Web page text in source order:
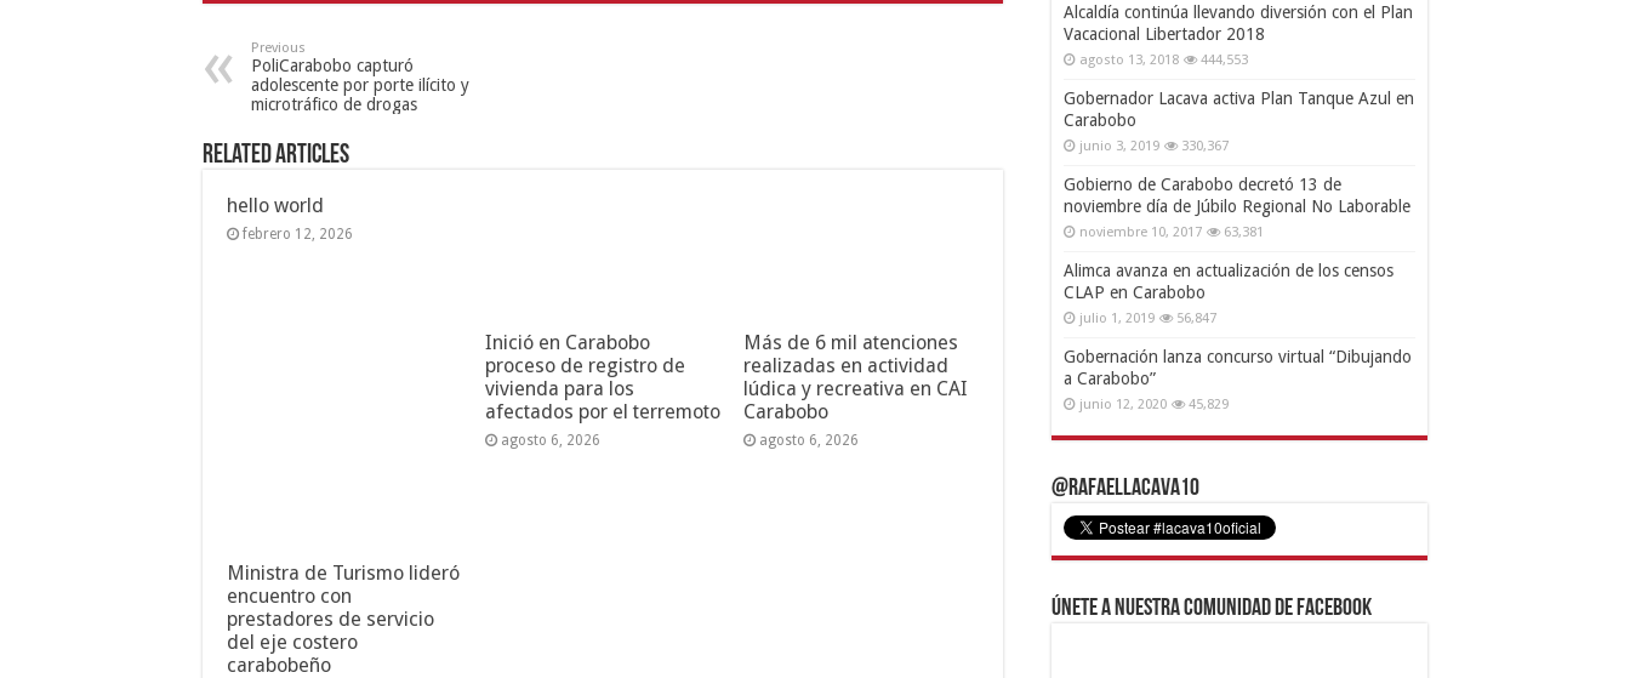
Previous
PoliCarabobo capturó
adolescente por porte ilícito y
microtráfico de drogas
Related Articles
hello world
febrero 12, 2026
Inició en Carabobo
proceso de registro de
vivienda para los
afectados por el terremoto
agosto 6, 2026
Más de 6 mil atenciones
realizadas en actividad
lúdica y recreativa en CAI
Carabobo
agosto 6, 2026
Ministra de Turismo lideró
encuentro con
prestadores de servicio
del eje costero
carabobeño
Alcaldía continúa llevando diversión con el Plan
Vacacional Libertador 2018
agosto 13, 2018 444,553
Gobernador Lacava activa Plan Tanque Azul en
Carabobo
junio 3, 2019 330,367
Gobierno de Carabobo decretó 13 de
noviembre día de Júbilo Regional No Laborable
noviembre 10, 2017 63,381
Alimca avanza en actualización de los censos
CLAP en Carabobo
julio 1, 2019 56,847
Gobernación lanza concurso virtual “Dibujando
a Carabobo”
junio 12, 2020 45,829
@RafaelLacava10
Únete a nuestra comunidad de Facebook